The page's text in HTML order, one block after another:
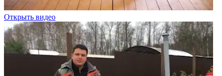
Открыть видео